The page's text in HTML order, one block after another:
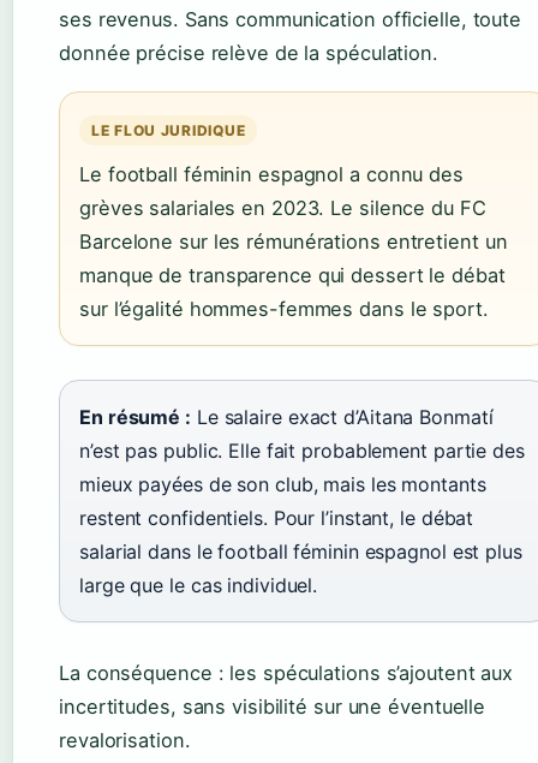
ses revenus. Sans communication officielle, toute
donnée précise relève de la spéculation.
LE FLOU JURIDIQUE
Le football féminin espagnol a connu des
grèves salariales en 2023. Le silence du FC
Barcelone sur les rémunérations entretient un
manque de transparence qui dessert le débat
sur l’égalité hommes-femmes dans le sport.
En résumé : Le salaire exact d’Aitana Bonmatí
n’est pas public. Elle fait probablement partie des
mieux payées de son club, mais les montants
restent confidentiels. Pour l’instant, le débat
salarial dans le football féminin espagnol est plus
large que le cas individuel.
La conséquence : les spéculations s’ajoutent aux
incertitudes, sans visibilité sur une éventuelle
revalorisation.